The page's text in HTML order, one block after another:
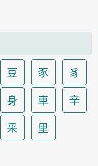
豆 豕
豸
身 車
辛
釆 里